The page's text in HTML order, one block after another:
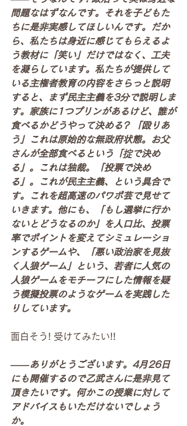
問題なはずなんです。それを子どもた
ちに是非実感してほしいんです。だか
ら、私たちは身近に感じてもらえるよ
う教材に「笑い」だけではなく、工夫
を凝らしています。私たちが提供して
いる主権者教育の内容をさらっと説明
すると、まず民主主義を3分で説明しま
す。家族に1つプリンがあるけど、誰が
食べるかどうやって決める? 「殴りあ
う」これは原始的な無政府状態。お父
さんが全部食べるという「掟で決め
る」。これは独裁。「投票で決め
る」。これが民主主義、という具合で
す。これを超高速のパワポ芸で見せて
いきます。他にも、「もし選挙に行か
ないとどうなるのか」を人口比、投票
率でポイントを変えてシミュレーショ
ンするゲームや、「悪い政治家を見抜
く人狼ゲーム」という、若者に人気の
人狼ゲームをモチーフにした情報を疑
う模擬投票のようなゲームを実践した
りしています。
面白そう! 受けてみたい!!
――ありがとうございます。4月26日
にも開催するので乙武さんに是非見て
頂きたいです。何かこの授業に対して
アドバイスもいただけないでしょう
か。